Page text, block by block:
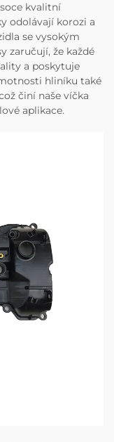
kvalitní
odolávají korozi a
se vysokým
zaručují, že každé
a poskytuje
hliníku také
činí naše víčka
aplikace.